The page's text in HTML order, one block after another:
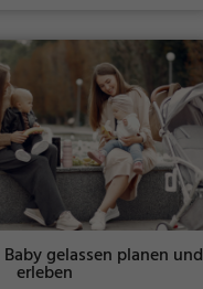
gelassen planen und
erleben